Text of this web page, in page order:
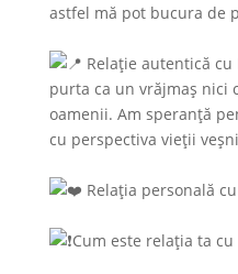
astfel mă pot bucura de
Relație autentică
purta ca un vrăjmaș nici
oamenii. Am speranță
cu perspectiva vieții
Relația personală
Cum este relația ta cu